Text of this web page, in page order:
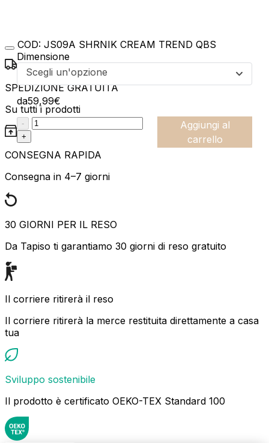
Dimensione
Scegli un'opzione
da59,99€
:product_name quantity
-
+
Aggiungi al
carrello
COD: JS09A SHRNIK CREAM TREND QBS
SPEDIZIONE GRATUITA
Su tutti i prodotti
CONSEGNA RAPIDA
Consegna in 4–7 giorni
30 GIORNI PER IL RESO
Da Tapiso ti garantiamo 30 giorni di reso gratuito
Il corriere ritirerà il reso
Il corriere ritirerà la merce restituita direttamente a casa
tua
Sviluppo sostenibile
Il prodotto è certificato OEKO-TEX Standard 100